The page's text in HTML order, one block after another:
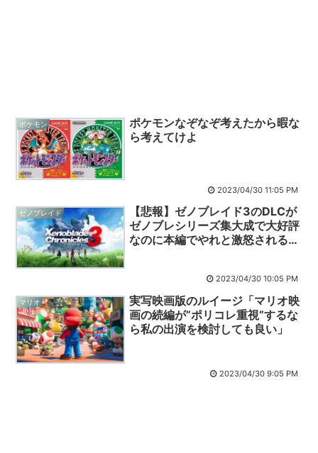
ポケモン
ポケモンなぞなぞ考えたから暇な
ら考えてけよ
2023/04/30 11:05 PM
ゼノブレイド
【悲報】ゼノブレイド3のDLCが
ゼノブレシリーズ集大成で大好評
なのに本編でやれと激怒される…
2023/04/30 10:05 PM
マリオ
実写映画版のルイージ「マリオ映
画の続編が”ポリコレ重視”するな
ら私の出演を検討しても良い」
2023/04/30 9:05 PM